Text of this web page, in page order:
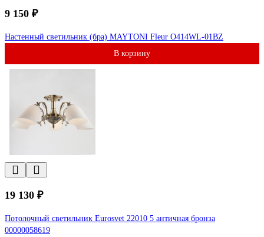
9 150 ₽
Настенный светильник (бра) MAYTONI Fleur O414WL-01BZ
В корзину
19 130 ₽
Потолочный светильник Eurosvet 22010 5 античная бронза
00000058619